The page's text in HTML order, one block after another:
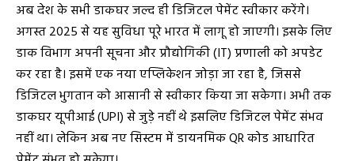
अब देश के सभी डाकघर जल्द ही डिजिटल पेमेंट स्वीकार करेंगे।
अगस्त 2025 से यह सुविधा पूरे भारत में लागू हो जाएगी। इसके लिए
डाक विभाग अपनी सूचना और प्रौद्योगिकी (IT) प्रणाली को अपडेट
कर रहा है। इसमें एक नया एप्लिकेशन जोड़ा जा रहा है, जिससे
डिजिटल भुगतान को आसानी से स्वीकार किया जा सकेगा। अभी तक
डाकघर यूपीआई (UPI) से जुड़े नहीं थे इसलिए डिजिटल पेमेंट संभव
नहीं था। लेकिन अब नए सिस्टम में डायनमिक QR कोड आधारित